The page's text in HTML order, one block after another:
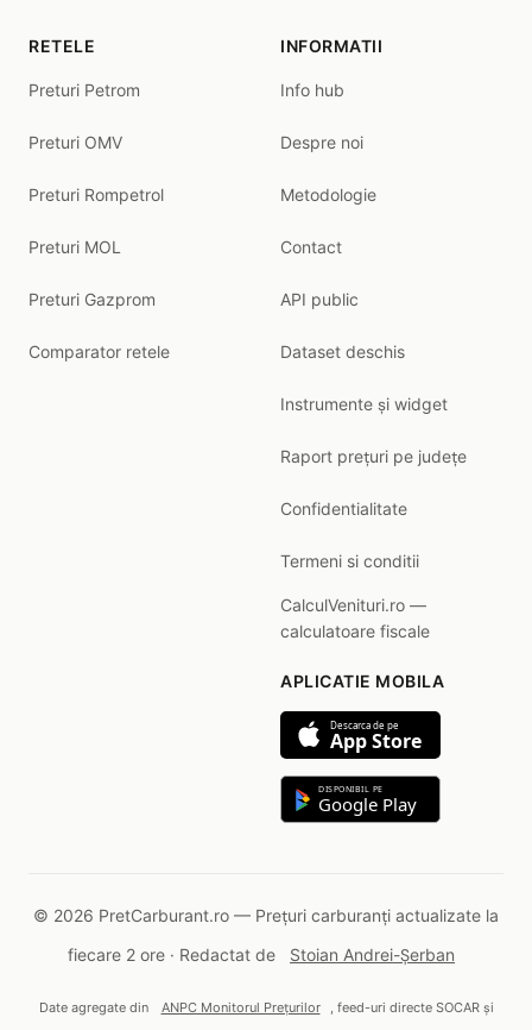
RETELE
Preturi Petrom
Preturi OMV
Preturi Rompetrol
Preturi MOL
Preturi Gazprom
Comparator retele
INFORMATII
Info hub
Despre noi
Metodologie
Contact
API public
Dataset deschis
Instrumente și widget
Raport prețuri pe județe
Confidentialitate
Termeni si conditii
CalculVenituri.ro —
calculatoare fiscale
APLICATIE MOBILA
Descarca de pe
App Store
DISPONIBIL PE
Google Play
© 2026 PretCarburant.ro — Prețuri carburanți actualizate la
fiecare 2 ore · Redactat de
Stoian Andrei-Șerban
Date agregate din ANPC Monitorul Prețurilor , feed-uri directe SOCAR și